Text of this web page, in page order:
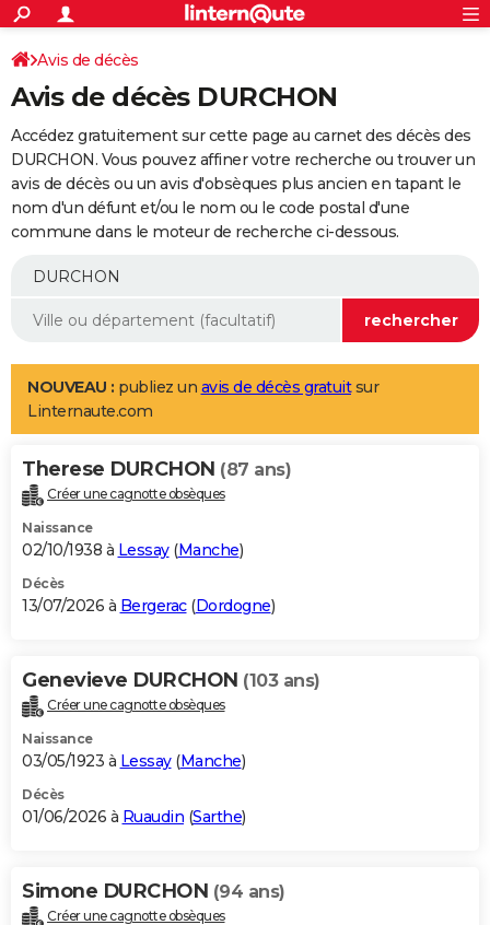
ACTUALITÉS
Politique
Société
Faits Divers
Education
Monde
Villes
+
SPORT
Coupe du monde 2026
Football
Tennis
Cyclisme
Rugby
Forum
Programme TV
TNT
Streaming
Cinéma
Sorties cinéma
Musique
+
FINANCE
Retraite
Epargne
Immobilier
Risques naturels par ville
Banque
Assurance
AUTO
Essais
Réserver un essai
Citadines
Berlines
SUV
Forum auto
+
Mobiles
Meilleur smartphone
Internet
Ordinateurs
Jeux vidéo
Guide high-tech
Aménagement intérieur
LIFESTYLE
Art de vivre
Bien-être
Loisirs
Mode
Modes de vie
Alimentation
Guide de la santé
Maladies
Médicaments
Sommeil
VOYAGE
Destinations
City break
Voyage nature
Voyage de noces
Forum
Climat
+PHOTO
GUIDES D'ACHAT
BONS PLANS
Carte de Noël
Carte Bonne année
Carte Saint-Valentin
Carte Pâques
Carte d'anniversaire
DICTIONNAIRE
Dictionnaire
Biographies
Citations
Expressions
Proverbes
PROGRAMME TV
S'inscrire
Se connecter
Lycées
Collèges
Primaires
Universités
Entreprises
Service militaire
Avis de recherche
AVIS DE DÉCÈS
Bricolage
Lifestyle
Culture
Sport
Auto
Television
Voyage
Cinema
Avis de décès
Avis de décès DURCHON
Accédez gratuitement sur cette page au carnet des décès des
DURCHON. Vous pouvez affiner votre recherche ou trouver un
avis de décès ou un avis d'obsèques plus ancien en tapant le
nom d'un défunt et/ou le nom ou le code postal d'une
commune dans le moteur de recherche ci-dessous.
NOUVEAU : publiez un avis de décès gratuitsur
Linternaute.com
Therese DURCHON (87 ans)
Créer une cagnotte obsèques
Naissance
02/10/1938 à Lessay(Manche)
Décès
13/07/2026 à Bergerac(Dordogne)
Genevieve DURCHON (103 ans)
Créer une cagnotte obsèques
Naissance
03/05/1923 à Lessay(Manche)
Décès
01/06/2026 à Ruaudin (Sarthe)
Simone DURCHON (94 ans)
Créer une cagnotte obsèques